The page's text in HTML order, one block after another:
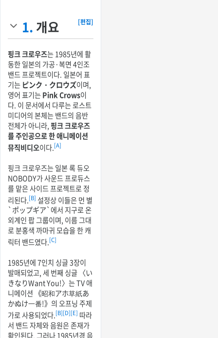
1. 개요 [편집]
핑크 크로우즈는 1985년에 활
동한 일본의 가공·복면 4인조
밴드 프로젝트이다. 일본어 표
기는 ピンク・クロウズ이며,
영어 표기는Pink Crows이
다. 이 문서에서 다루는 로스트
미디어의 본체는 밴드의 음반
전체가 아니라, 핑크 크로우즈
를 주인공으로 한 애니메이션
뮤직비디오이다.[A]
핑크 크로우즈는 일본 록 듀오
NOBODY가 사운드 프로듀스
를 맡은 사이드 프로젝트로 정
리된다.[B] 설정상 이들은 먼 별
`ポップギア`에서 지구로 온
외계인 팝 그룹이며, 이름 그대
로 분홍색 까마귀 모습을 한 캐
릭터 밴드였다.[C]
1985년에 7인치 싱글 3장이
발매되었고, 세 번째 싱글 〈い
きなりWant You!〉는 TV 애
니메이션 《昭和アホ草紙あ
かぬけ一番!》의 오프닝 주제
가로 사용되었다.[B][D][E] 따라
서 밴드 자체와 음원은 존재가
확인된다. 그러나 1985년경 음